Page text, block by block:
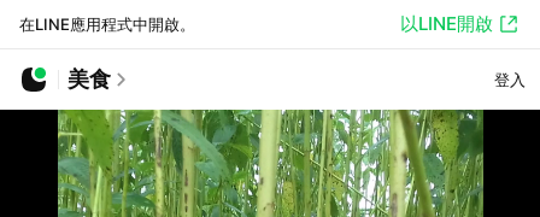
在LINE應用程式中開啟。 以LINE開啟
美食 登入